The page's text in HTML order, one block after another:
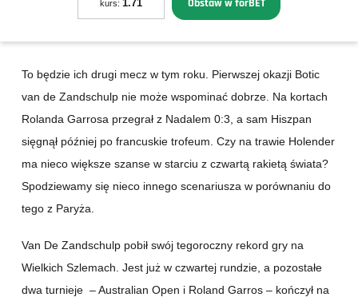
kurs: 1.71 Obstaw w forBET
To będzie ich drugi mecz w tym roku. Pierwszej okazji Botic
van de Zandschulp nie może wspominać dobrze. Na kortach
Rolanda Garrosa przegrał z Nadalem 0:3, a sam Hiszpan
sięgnął później po francuskie trofeum. Czy na trawie Holender
ma nieco większe szanse w starciu z czwartą rakietą świata?
Spodziewamy się nieco innego scenariusza w porównaniu do
tego z Paryża.
Van De Zandschulp pobił swój tegoroczny rekord gry na
Wielkich Szlemach. Jest już w czwartej rundzie, a pozostałe
dwa turnieje – Australian Open i Roland Garros – kończył na